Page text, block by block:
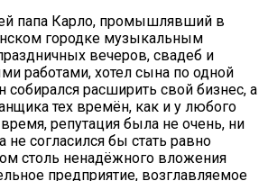
папа Карло, промышлявший в
городке музыкальным
вечеров, свадеб и
работами, хотел сына по одной
собирался расширить свой бизнес, а
тех времён, как и у любого
репутация была не очень, ни
не согласился бы стать равно
столь ненадёжного вложения
предприятие, возглавляемое